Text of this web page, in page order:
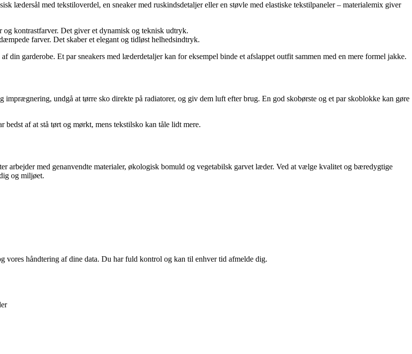
lædersål med tekstiloverdel, en sneaker med ruskindsdetaljer eller en støvle med elastiske tekstilpaneler – materialemix giver
kontrastfarver. Det giver et dynamisk og teknisk udtryk.
farver. Det skaber et elegant og tidløst helhedsindtryk.
din garderobe. Et par sneakers med læderdetaljer kan for eksempel binde et afslappet outfit sammen med en mere formel jakke.
undgå at tørre sko direkte på radiatorer, og giv dem luft efter brug. En god skobørste og et par skoblokke kan gøre
af at stå tørt og mørkt, mens tekstilsko kan tåle lidt mere.
arbejder med genanvendte materialer, økologisk bomuld og vegetabilsk garvet læder. Ved at vælge kvalitet og bæredygtige
og miljøet.
håndtering af dine data. Du har fuld kontrol og kan til enhver tid afmelde dig.